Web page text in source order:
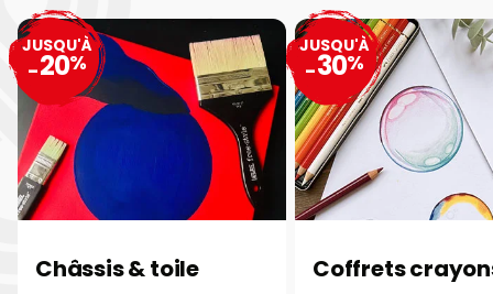
Châssis & toile
JUSQU'À
-20%
Coffrets
JUSQU'À
-30%